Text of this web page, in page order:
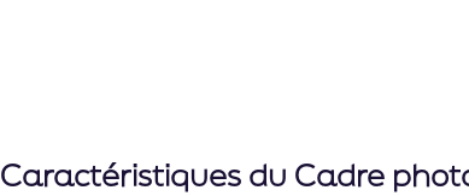
Caractéristiques du Cadre